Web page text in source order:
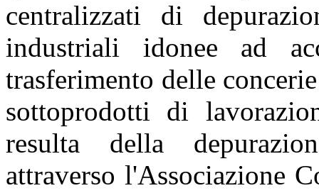
centralizzati di
industriali idonee ad
trasferimento delle
sottoprodotti di
resulta della
attraverso l'Associazione